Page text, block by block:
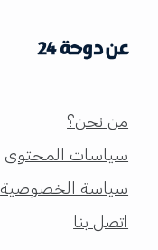
عن دوحة 24
من نحن؟
سياسات المحتوى
سياسة الخصوصية
اتصل بنا